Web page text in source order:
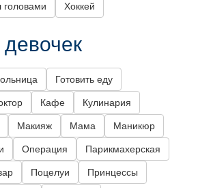
головами Хоккей
Готовить еду
Кафе Кулинария
Макияж Мама Маникюр
Операция Парикмахерская
Поцелуи Принцессы